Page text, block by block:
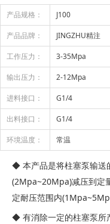
◆ 本产品是将柱塞泵输送
(2Mpa~20Mpa)减压到定
定耐压范围内
◆ 有消除一定的柱塞泵所
产品规格： J100
产品品牌： JINGZHU精注
工作压力： 3-35Mpa
输出压力： 2-12Mpa
进料接口： G1/4
出料接口： G1/4
环境温度： 常温